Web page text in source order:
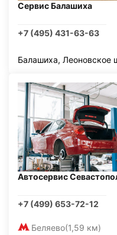
Сервис Балашиха
+7 (495) 431-63-63
Балашиха, Леоновское
Автосервис
+7 (499) 653-72-12
Беляево(1,59 км)